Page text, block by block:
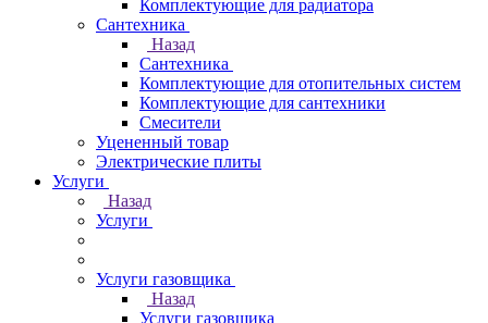
Комплектующие для радиатора
Сантехника
Назад
Сантехника
Комплектующие для отопительных систем
Комплектующие для сантехники
Смесители
Уцененный товар
Электрические плиты
Услуги
Назад
Услуги
Услуги газовщика
Назад
Услуги газовщика